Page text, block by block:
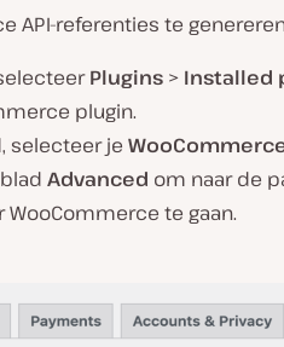
API-referenties te
Plugins > Installed
plugin.
selecteer je
Advanced om naar de
te gaan.